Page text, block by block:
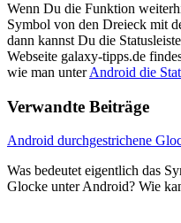
Wenn Du die Funktion
Symbol von den Dreieck mit
dann kannst Du die
Webseite galaxy-tipps.de
wie man unterAndroid die
Verwandte Beiträge
Android durchgestrichene
Was bedeutet eigentlich das
Glocke unter Android? Wie